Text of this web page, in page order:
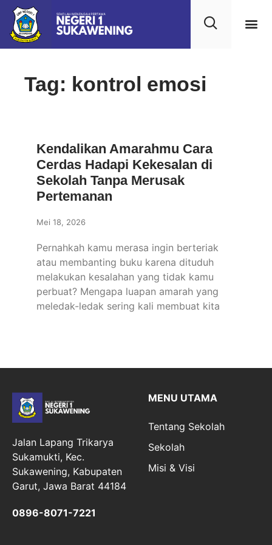
Tag: kontrol emosi
Kendalikan Amarahmu Cara
Cerdas Hadapi Kekesalan di
Sekolah Tanpa Merusak
Pertemanan
Mei 18, 2026
Pernahkah kamu merasa ingin berteriak
atau membanting buku karena dituduh
melakukan kesalahan yang tidak kamu
perbuat? Mengapa luapan amarah yang
meledak-ledak sering kali membuat kita
Jalan Lapang Trikarya
Sukamukti, Kec.
Sukawening, Kabupaten
Garut, Jawa Barat 44184
0896-8071-7221
MENU UTAMA
Tentang Sekolah
Sekolah
Misi & Visi